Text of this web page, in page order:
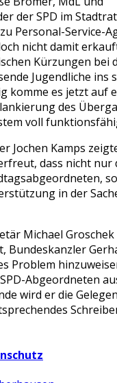
der SPD im
Personal-Service-
nicht damit
Kürzungen bei
Jugendliche ins
komme es jetzt auf
des
voll
Jochen Kamps
dass nicht nur
in der
Michael
Bundeskanzler
Problem
Abgeordneten
wird er die